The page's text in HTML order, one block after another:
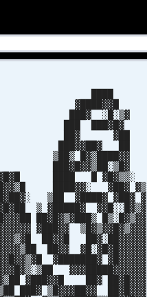
██
█▓▒████▓▓
███▓█▓▓▒██░▒█▓
████ █ ▓█▓▒▒░
████▓▓░ ▓██▓ ▓▒
▒██ ▓████▓ ▓██▓ ▓
▒ ▓█████▓ ▓▓█░░█▓▒▓
██▓█▓▒▓███▒ █▒░█▓▒▓▓
▓███▓▓ ▒█▓▒▓▓█▓▒▓▓▓
██▓▓█ ██▓░██▓▓▓▓▓
██▓▓ ▓█░▓█▓█▓▓▓▓▓
▓███████▓ ▓█▓▓▓▓▓
▓▓▓█████▓▓▓▓▓▓
▓███▓▓█ ██▓ ██▓█▓▓▓
███▓ ▒█▓▓▓██▓▓ ██▓█▓▓▓